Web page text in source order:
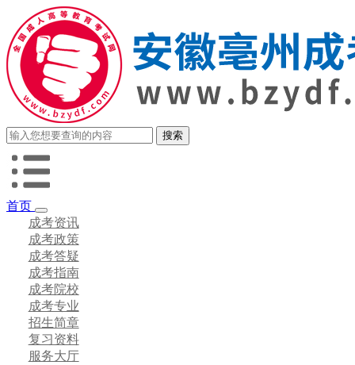
首页
成考资讯
成考政策
成考答疑
成考指南
成考院校
成考专业
招生简章
复习资料
服务大厅